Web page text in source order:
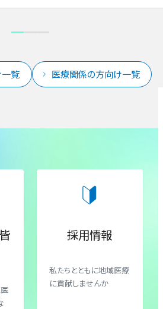
一覧 医療関係の方向け一覧
採用情報
私たちとともに地域医療
に貢献しませんか